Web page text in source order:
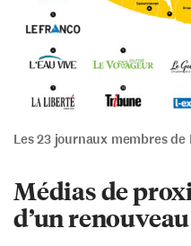
Les 23 journaux membres de
Médias de
d’un renouveau